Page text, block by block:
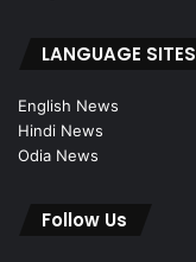
LANGUAGE SITES
English News
Hindi News
Odia News
Follow Us